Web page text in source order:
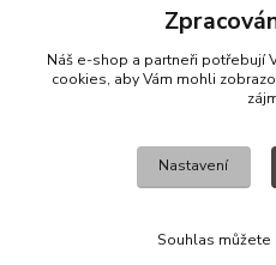
pavek@janpavek.com
VŠECHNY VÝROBKY V TOMTO
KOPYRAJT
Náš e-shop a partneři potřebují
cookies, aby Vám mohli
Nastavení
Souhlas